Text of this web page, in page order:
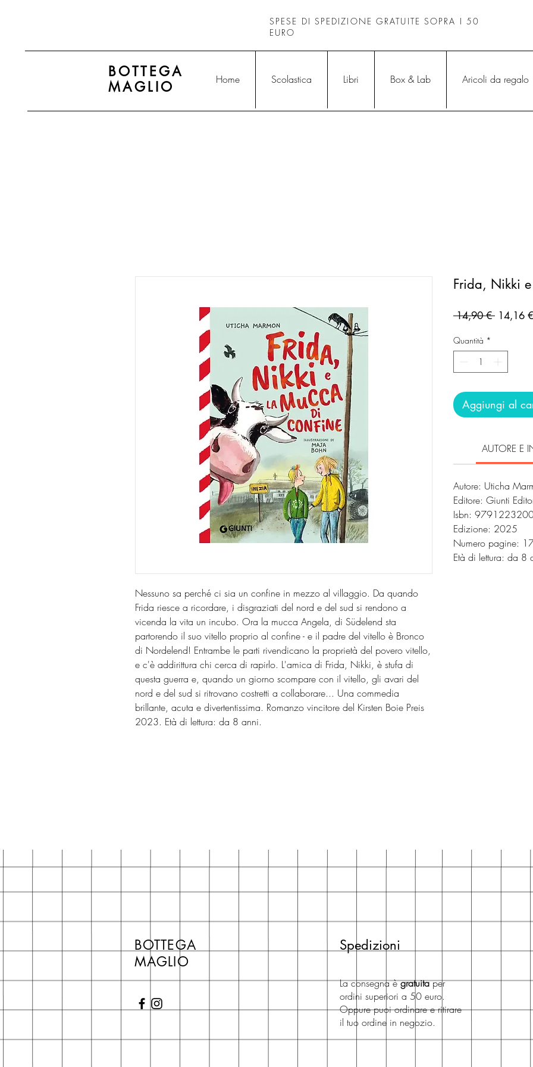
SPESE DI SPEDIZIONE GRATUITE SOPRA I 50
EURO
BOTTEGA
MAGLIO
Home Scolastica Libri Box & Lab Aricoli da regalo
Nessuno sa perché ci sia un confine in mezzo al villaggio. Da quando
Frida riesce a ricordare, i disgraziati del nord e del sud si rendono a
vicenda la vita un incubo. Ora la mucca Angela, di Südelend sta
partorendo il suo vitello proprio al confine - e il padre del vitello è Bronco
di Nordelend! Entrambe le parti rivendicano la proprietà del povero vitello,
e c'è addirittura chi cerca di rapirlo. L'amica di Frida, Nikki, è stufa di
questa guerra e, quando un giorno scompare con il vitello, gli avari del
nord e del sud si ritrovano costretti a collaborare... Una commedia
brillante, acuta e divertentissima. Romanzo vincitore del Kirsten Boie Preis
2023. Età di lettura: da 8 anni.
Frida, Nikki
14,90 € Prezzo
14,16 €
Quantità *
Aggiungi al
AUTORE E
Autore: Uticha
Editore: Giunti
Isbn:
Edizione: 2025
Numero pagine:
Età di lettura: da 8
BOTTEGA
MAGLIO
Spedizioni
La consegna ègratuitaper
ordini superiori a 50 euro.
Oppure puoi ordinare e ritirare
il tuo ordine in negozio.